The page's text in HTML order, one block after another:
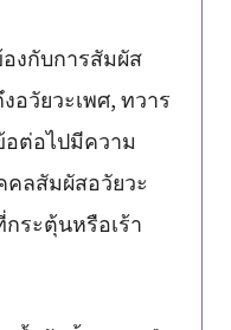
งกับการสัมผัส
อวัยวะเพศ, ทวาร
ต่อไปมีความ
ลสัมผัสอวัยวะ
ระตุ้นหรือเร้า